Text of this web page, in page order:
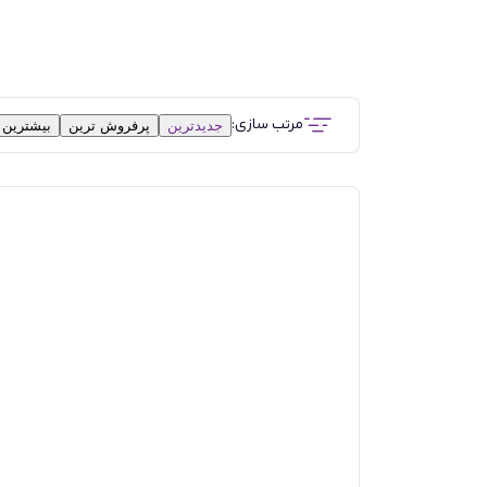
مرتب سازی: جدیدترین پرفروش ترین